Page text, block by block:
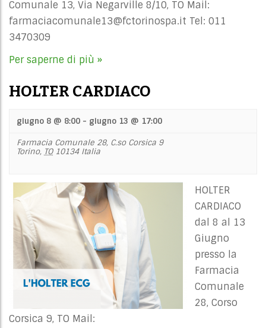
Comunale 13, Via Negarville 8/10, TO Mail:
farmaciacomunale13@fctorinospa.it Tel: 011
3470309
Per saperne di più »
HOLTER CARDIACO
giugno 8 @ 8:00 - giugno 13 @ 17:00
Farmacia Comunale 28, C.so Corsica 9
Torino, TO 10134 Italia
HOLTER
CARDIACO
dal 8 al 13
Giugno
presso la
Farmacia
Comunale
28, Corso
Corsica 9, TO Mail: